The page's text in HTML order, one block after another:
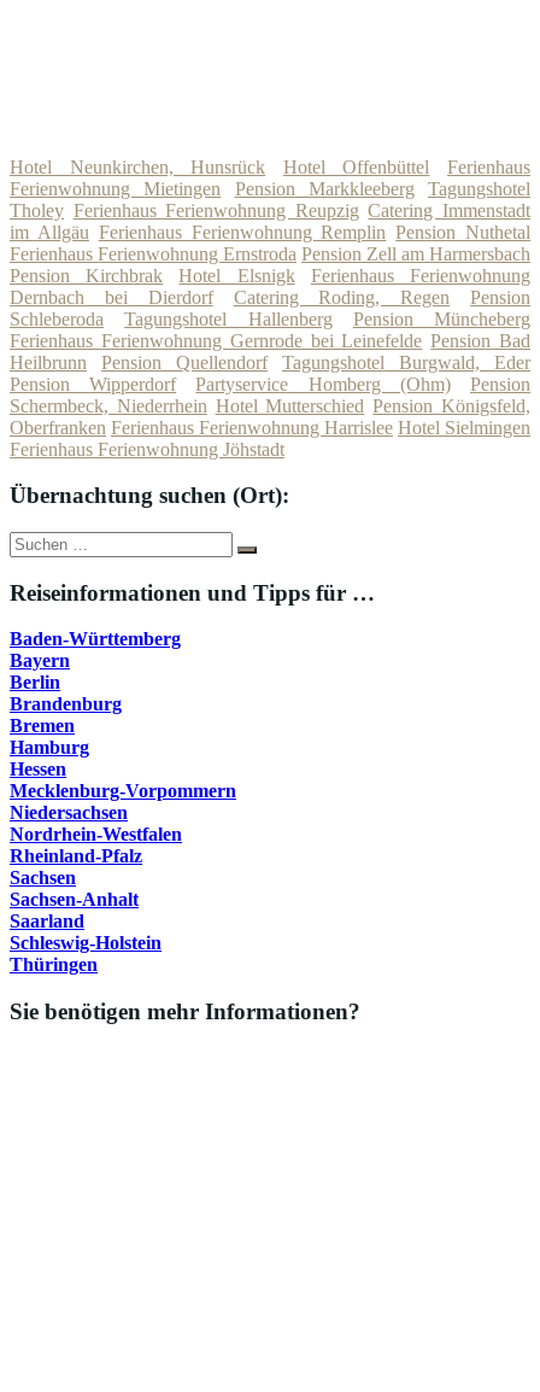
Hotel Neunkirchen, Hunsrück Hotel Offenbüttel
Ferienhaus
Ferienwohnung Mietingen
Pension Markkleeberg
Tagungshotel
Tholey Ferienhaus Ferienwohnung Reupzig Catering Immenstadt
im Allgäu Ferienhaus Ferienwohnung Remplin Pension Nuthetal
Ferienhaus Ferienwohnung Ernstroda Pension Zell am Harmersbach
Pension Kirchbrak
Hotel Elsnigk
Ferienhaus Ferienwohnung
Dernbach bei Dierdorf
Catering Roding, Regen
Pension
Schleberoda
Tagungshotel Hallenberg
Pension Müncheberg
Ferienhaus Ferienwohnung Gernrode bei Leinefelde Pension Bad
Heilbrunn
Pension Quellendorf
Tagungshotel Burgwald, Eder
Pension Wipperdorf
Partyservice Homberg (Ohm)
Pension
Schermbeck, Niederrhein Hotel Mutterschied Pension Königsfeld,
Oberfranken Ferienhaus Ferienwohnung Harrislee Hotel Sielmingen
Ferienhaus Ferienwohnung Jöhstadt
Übernachtung suchen (Ort):
Suche
nach:
Suchen
Reiseinformationen und Tipps für …
Baden-Württemberg
Bayern
Berlin
Brandenburg
Bremen
Hamburg
Hessen
Mecklenburg-Vorpommern
Niedersachsen
Nordrhein-Westfalen
Rheinland-Pfalz
Sachsen
Sachsen-Anhalt
Saarland
Schleswig-Holstein
Thüringen
Sie benötigen mehr Informationen?